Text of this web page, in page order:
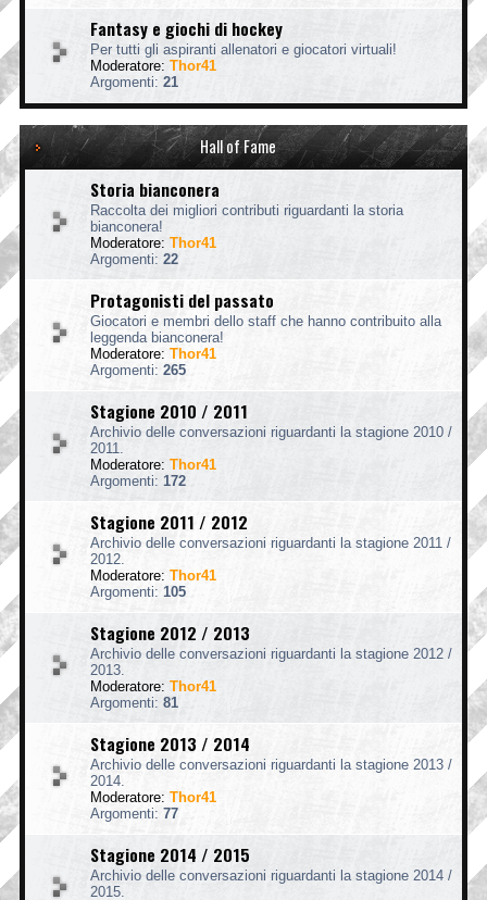
Fantasy e giochi di hockey
Per tutti gli aspiranti allenatori e giocatori virtuali!
Moderatore: Thor41
Argomenti: 21
Hall of Fame
Storia bianconera
Raccolta dei migliori contributi riguardanti la storia
bianconera!
Moderatore: Thor41
Argomenti: 22
Protagonisti del passato
Giocatori e membri dello staff che hanno contribuito alla
leggenda bianconera!
Moderatore: Thor41
Argomenti: 265
Stagione 2010 / 2011
Archivio delle conversazioni riguardanti la stagione 2010 /
2011.
Moderatore: Thor41
Argomenti: 172
Stagione 2011 / 2012
Archivio delle conversazioni riguardanti la stagione 2011 /
2012.
Moderatore: Thor41
Argomenti: 105
Stagione 2012 / 2013
Archivio delle conversazioni riguardanti la stagione 2012 /
2013.
Moderatore: Thor41
Argomenti: 81
Stagione 2013 / 2014
Archivio delle conversazioni riguardanti la stagione 2013 /
2014.
Moderatore: Thor41
Argomenti: 77
Stagione 2014 / 2015
Archivio delle conversazioni riguardanti la stagione 2014 /
2015.